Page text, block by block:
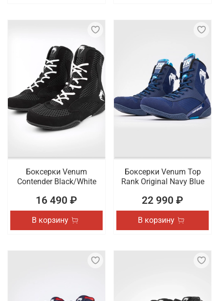
Боксерки Venum
Contender Black/White
16 490 ₽
В корзину
Боксерки Venum Top
Rank Original Navy Blue
22 990 ₽
В корзину